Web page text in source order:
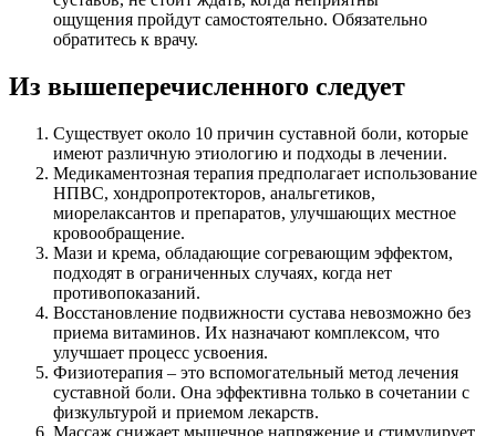
ощущения пройдут самостоятельно. Обязательно
обратитесь к врачу.
Из вышеперечисленного следует
Существует около 10 причин суставной боли, которые
имеют различную этиологию и подходы в лечении.
Медикаментозная терапия предполагает использование
НПВС, хондропротекторов, анальгетиков,
миорелаксантов и препаратов, улучшающих местное
кровообращение.
Мази и крема, обладающие согревающим эффектом,
подходят в ограниченных случаях, когда нет
противопоказаний.
Восстановление подвижности сустава невозможно без
приема витаминов. Их назначают комплексом, что
улучшает процесс усвоения.
Физиотерапия – это вспомогательный метод лечения
суставной боли. Она эффективна только в сочетании с
физкультурой и приемом лекарств.
Массаж снижает мышечное напряжение и стимулирует